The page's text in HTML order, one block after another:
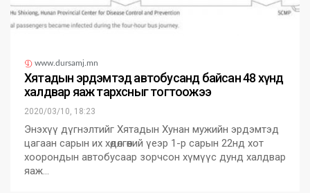
www.dursamj.mn
Хятадын эрдэмтэд автобусанд байсан 48 хүнд
халдвар яаж тархсныг тогтоожээ
2020/03/10, 18:23
Энэхүү дүгнэлтийг Хятадын Хунан мужийн эрдэмтэд
цагаан сарын их хөдөлгөөний үеэр 1-р сарын 22нд хот
хоорондын автобусаар зорчсон хүмүүс дунд халдвар
яаж…